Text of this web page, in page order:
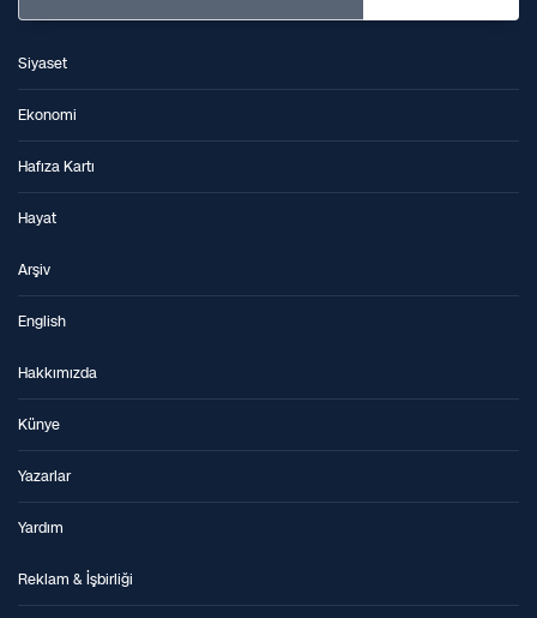
Siyaset
Ekonomi
Hafıza Kartı
Hayat
Arşiv
English
Hakkımızda
Künye
Yazarlar
Yardım
Reklam & İşbirliği